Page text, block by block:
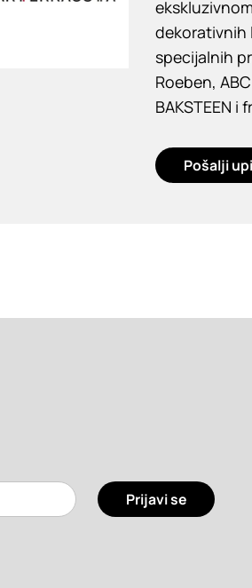
dekorativnih
specijalnih
Roeben,
BAKSTEEN i
Pošalji
Prijavi se